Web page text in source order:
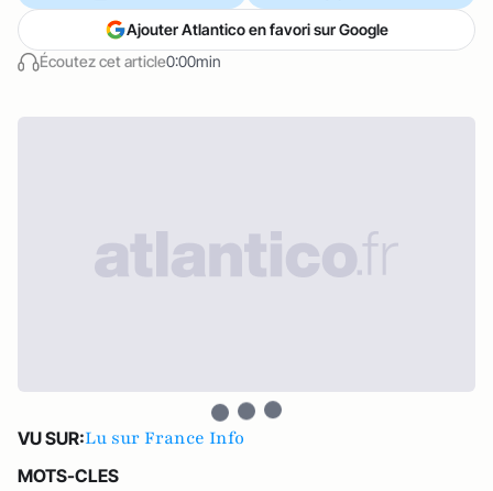
Écoutez cet article0:00min
Ajouter Atlantico en favori sur Google
VU SUR:Lu sur France Info
MOTS-CLES